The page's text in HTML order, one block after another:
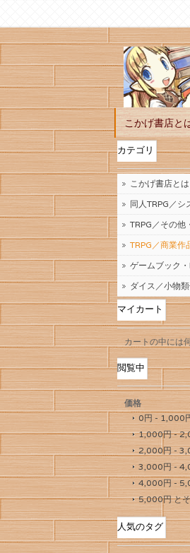
こかげ書店と
カテゴリ
こかげ書店とは
同人TRPG／シ
TRPG／その他
TRPG／商業作
ゲームブック
ダイス／小物
マイカート
カートの中には
閲覧中
価格
0円 - 1,000
1,000円-
2,000円-
3,000円-
4,000円-
5,000円と
人気のタグ